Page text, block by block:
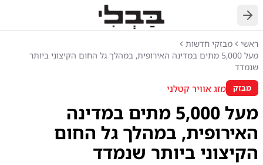
חזרה
ראשי
מבזקי חדשות
מעל 5,000 מתים במדינה האירופית, במהלך גל החום הקיצוני ביותר
שנמדד
מבזק מזג אוויר קטלני
מעל 5,000 מתים במדינה
האירופית, במהלך גל החום
הקיצוני ביותר שנמדד